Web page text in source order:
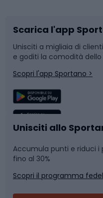
Bushcraft
Corsa
Sport di squadra
Caschi da ciclismo
Skitouring
Slitte e slittini
Snowboard
Camminata nordica
Nuoto
Pattinaggio
Scarica l'app
Unisciti a migliaia di
e goditi la comodità
Scopri l'app Sportano >
Unisciti allo
Accumula punti e riduci i
fino al 30%
Scopri il programma